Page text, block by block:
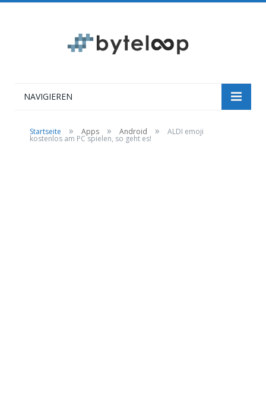
NAVIGIEREN
Startseite » Apps » Android » ALDI emoji
kostenlos am PC spielen, so geht es!